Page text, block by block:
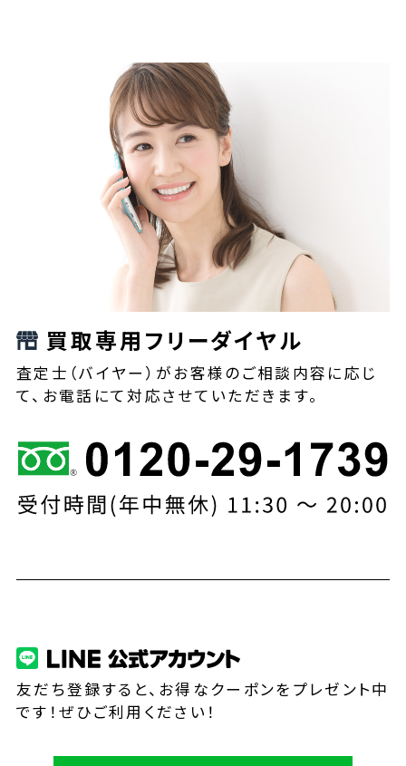
買取専用フリーダイヤル
査定士（バイヤー）がお客様のご相談内容に応じ
て、お電話にて対応させていただきます。
友だち登録すると、お得なクーポンをプレゼント中
です！ぜひご利用ください！